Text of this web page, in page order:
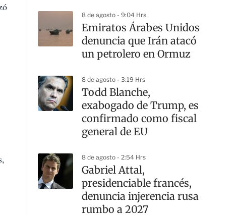
8 de agosto - 9:04 Hrs
Emiratos Árabes Unidos
denuncia que Irán atacó
un petrolero en Ormuz
8 de agosto - 3:19 Hrs
Todd Blanche,
exabogado de Trump, es
confirmado como fiscal
general de EU
8 de agosto - 2:54 Hrs
Gabriel Attal,
presidenciable francés,
denuncia injerencia rusa
rumbo a 2027